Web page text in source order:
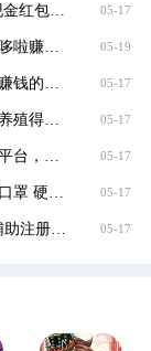
招行APP申领电子社保卡抽666元现金红包，100%有礼 05-17
哆啦赚是真的能挣钱吗？详细解读哆啦赚是不是 05-19
05-17
小龙虾大亨一个类似皮皮虾传奇的养殖得分红虾 05-17
05-17
05-17
一码任务平台app是新上线的微信辅助注册赚钱平 05-17